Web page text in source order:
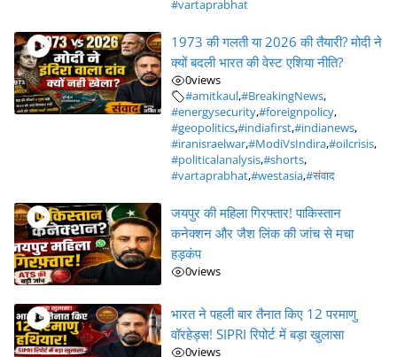
#vartaprabhat
1973 की गलती या 2026 की तैयारी? मोदी ने
क्यों बदली भारत की वेस्ट एशिया नीति?
0views
#amitkaul,#BreakingNews,
#energysecurity,#foreignpolicy,
#geopolitics,#indiafirst,#indianews,
#iranisraelwar,#ModiVsIndira,#oilcrisis,
#politicalanalysis,#shorts,
#vartaprabhat,#westasia,#संवाद
जयपुर की महिला गिरफ्तार! पाकिस्तान
कनेक्शन और जैश लिंक की जांच से मचा
हड़कंप
0views
भारत ने पहली बार तैनात किए 12 परमाणु
वॉरहेड्स! SIPRI रिपोर्ट में बड़ा खुलासा
0views